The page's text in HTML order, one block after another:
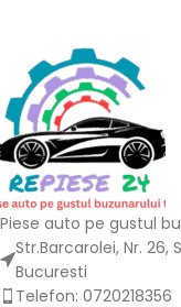
Piese auto pe gustul
Str.Barcarolei, Nr. 26,
Bucuresti
Telefon: 0720218356